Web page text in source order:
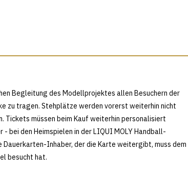
Begleitung des Modellprojektes allen Besuchern der
zu tragen. Stehplätze werden vorerst weiterhin nicht
Tickets müssen beim Kauf weiterhin personalisiert
den Heimspielen in der LIQUI MOLY Handball-
Inhaber, der die Karte weitergibt, muss dem
besucht hat.